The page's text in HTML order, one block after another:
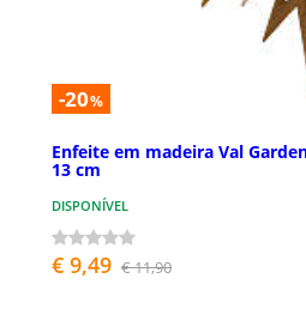
-20%
Enfeite em madeira Val
13 cm
DISPONÍVEL
€ 9,49 € 11,90